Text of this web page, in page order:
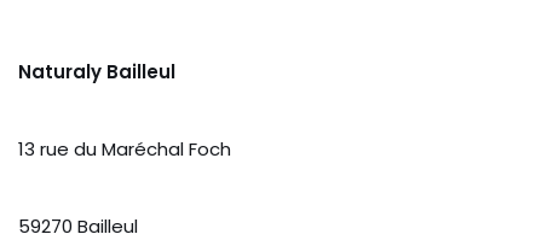
Naturaly Bailleul
13 rue du Maréchal Foch
59270 Bailleul